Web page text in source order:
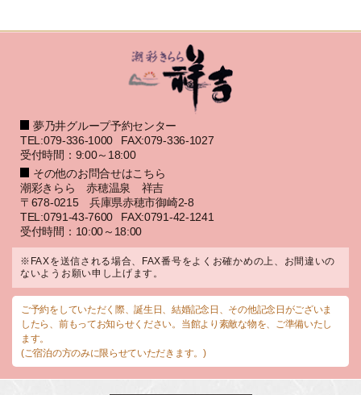
夢乃井グループ予約センター
TEL:079-336-1000
FAX:079-336-1027
受付時間：9:00～18:00
その他のお問合せはこちら
潮彩きらら 赤穂温泉 祥吉
〒678-0215 兵庫県赤穂市御崎2-8
TEL:0791-43-7600
FAX:0791-42-1241
受付時間：10:00～18:00
※FAXを送信される場合、FAX番号をよくお確かめの上、お間違いの
ないようお願い申し上げます。
ご予約をしていただく際、誕生日、結婚記念日、その他記念日がございま
したら、前もってお知らせください。当館より素敵な物を、ご準備いたし
ます。
(ご宿泊の方のみに限らせていただきます。)